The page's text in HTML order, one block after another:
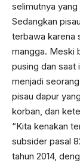
selimutnya
Sedangkan
terbawa karena
mangga. Meski
pusing dan saat
menjadi
pisau dapur
korban, dan
“Kita kenakan
subsider pasal
tahun 2014,